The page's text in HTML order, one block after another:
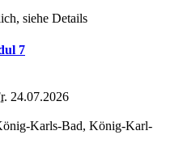
siehe Details
7
24.07.2026
Karls-Bad, König-Karl-